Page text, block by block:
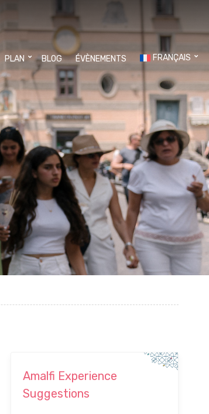
PLAN BLOG ÉVÈNEMENTS FRANÇAIS
Amalfi Experience
Suggestions